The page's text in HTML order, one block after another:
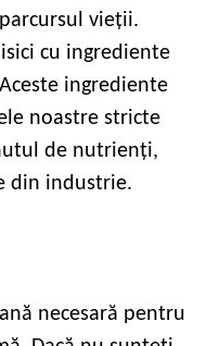
vieţii.
cu ingrediente
ingrediente
noastre stricte
de nutrienţi,
din industrie.
necesară pentru